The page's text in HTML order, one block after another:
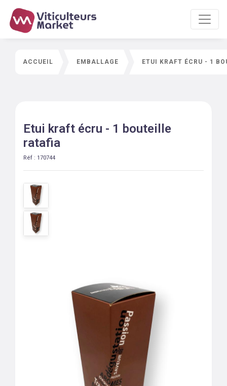
ACCUEIL EMBALLAGE ETUI KRAFT ÉCRU - 1
Etui kraft écru - 1 bouteille
ratafia
Réf : 170744